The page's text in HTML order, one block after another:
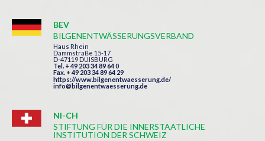
BEV
BILGENENTWÄSSERUNGSVERBAND
Haus Rhein
Dammstraße 15-17
D-47119 DUISBURG
Tel. + 49 203 34 89 64 0
Fax. + 49 203 34 89 64 29
https://www.bilgenentwaesserung.de/
info@bilgenentwaesserung.de
NI-CH
STIFTUNG FÜR DIE INNERSTAATLICHE
INSTITUTION DER SCHWEIZ